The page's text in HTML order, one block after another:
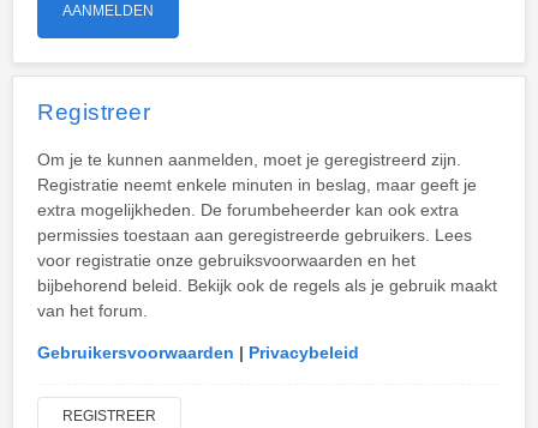
Registreer
Om je te kunnen aanmelden, moet je geregistreerd zijn.
Registratie neemt enkele minuten in beslag, maar geeft je
extra mogelijkheden. De forumbeheerder kan ook extra
permissies toestaan aan geregistreerde gebruikers. Lees
voor registratie onze gebruiksvoorwaarden en het
bijbehorend beleid. Bekijk ook de regels als je gebruik maakt
van het forum.
Gebruikersvoorwaarden | Privacybeleid
REGISTREER